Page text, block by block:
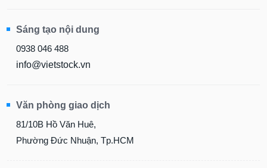
Sáng tạo nội dung
0938 046 488
info@vietstock.vn
Văn phòng giao dịch
81/10B Hồ Văn Huê,
Phường Đức Nhuận, Tp.HCM